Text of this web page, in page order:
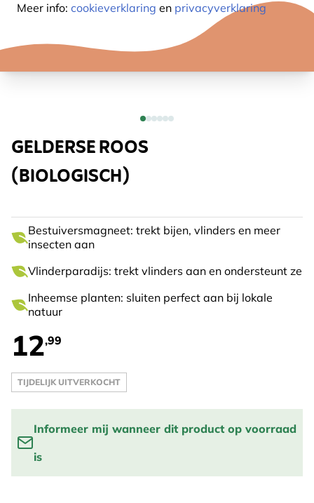
Meer info: cookieverklaring en privacyverklaring
GELDERSE ROOS
(BIOLOGISCH)
Bestuiversmagneet: trekt bijen, vlinders en meer
insecten aan
Vlinderparadijs: trekt vlinders aan en ondersteunt ze
Inheemse planten: sluiten perfect aan bij lokale
natuur
12,99
TIJDELIJK UITVERKOCHT
Informeer mij wanneer dit product op voorraad
is